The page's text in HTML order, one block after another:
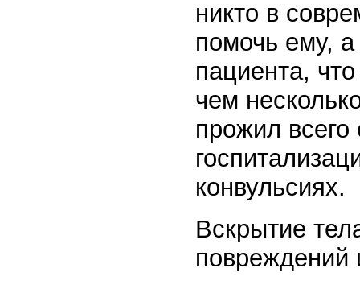
никто в
помочь ему,
пациента,
чем
прожил
конвульсиях.
Вскрытие
повреждений